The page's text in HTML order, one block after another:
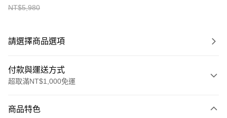
NT$5,980
請選擇商品選項
付款與運送方式
超取滿NT$1,000免運
信用卡一次付款
商品特色